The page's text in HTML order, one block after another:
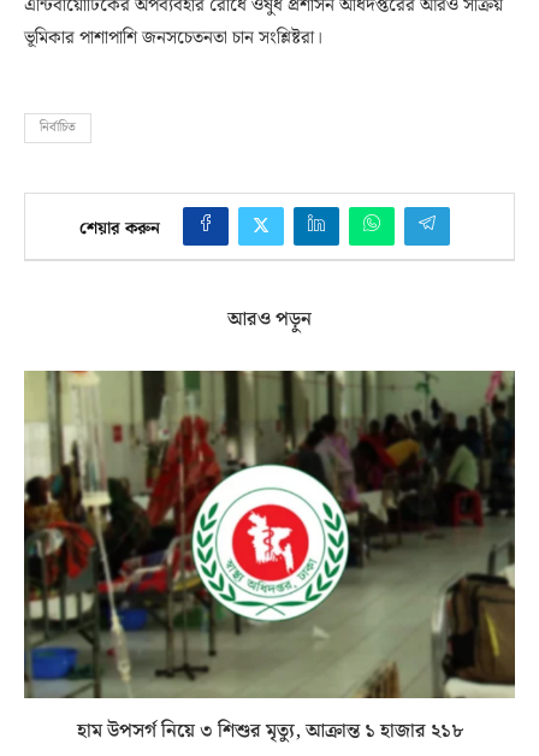
এন্টিবায়োটিকের অপব্যবহার রোধে ওষুধ প্রশাসন অধিদপ্তরের আরও সক্রিয়
ভূমিকার পাশাপাশি জনসচেতনতা চান সংশ্লিষ্টরা।
নির্বাচিত
শেয়ার করুন
আরও পড়ুন
হাম উপসর্গ নিয়ে ৩ শিশুর মৃত্যু, আক্রান্ত ১ হাজার ২১৮